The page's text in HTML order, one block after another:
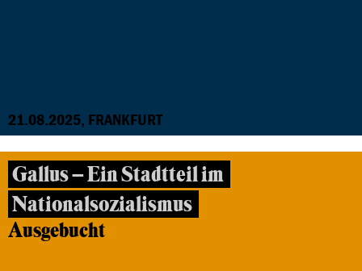
21.08.2025, FRANKFURT
Gallus – Ein Stadtteil im
Nationalsozialismus
Ausgebucht